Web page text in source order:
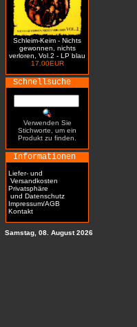
Schleim-Keim - Nichts
gewonnen, nichts
verloren, Vol.2 - LP blau
17.00EUR
Schnellsuche
Verwenden Sie
Stichworte, um ein
Produkt zu finden.
Informationen
Liefer- und
Versandkosten
Privatsphäre
und Datenschutz
Impressum/AGB
Kontakt
Samstag, 08. August 2026